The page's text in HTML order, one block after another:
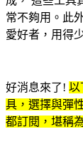
常不夠用。此
愛好者，用得
好消息來了! 以
具，選擇與彈
都訂閱，堪稱